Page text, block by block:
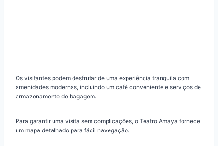
Os visitantes podem desfrutar de uma experiência tranquila com
amenidades modernas, incluindo um café conveniente e serviços de
armazenamento de bagagem.
Para garantir uma visita sem complicações, o Teatro Amaya fornece
um mapa detalhado para fácil navegação.